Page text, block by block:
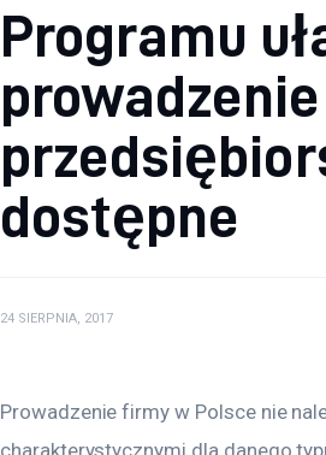
Programu
prowadzenie
dostępne
24 SIERPNIA, 2017
Prowadzenie firmy w Polsce nie